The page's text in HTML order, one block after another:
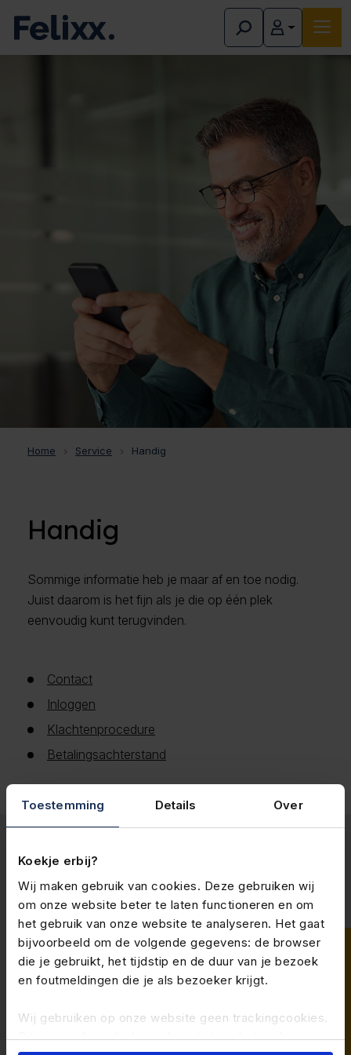
Toestemming Details Over
Koekje erbij?
Wij maken gebruik van cookies. Deze gebruiken wij
om onze website beter te laten functioneren en om
het gebruik van onze website te analyseren. Het gaat
bijvoorbeeld om de volgende gegevens: de browser
die je gebruikt, het tijdstip en de duur van je bezoek
en foutmeldingen die je als bezoeker krijgt.
Wij gebruiken op onze website geen trackingcookies.
Dit zijn cookies die bezoekers tijdens het surfen over
Home Service Handig
Handig
Sommige informatie heb je maar af en toe nodig.
Juist daarom is het fijn als je die op één plek
eenvoudig kunt terugvinden.
Contact
Inloggen
Klachtenprocedure
Betalingsachterstand
Felixx werk & inkomen
2e Poellaan 10 A, 2161 CJ Lisse
085-083 10 00